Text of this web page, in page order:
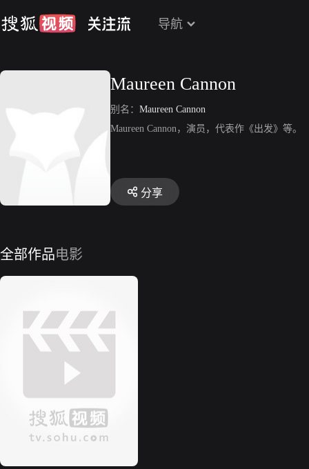
导航
Maureen Cannon
别名： Maureen Cannon
Maureen Cannon，演员，代表作《出发》等。
分享
全部作品电影